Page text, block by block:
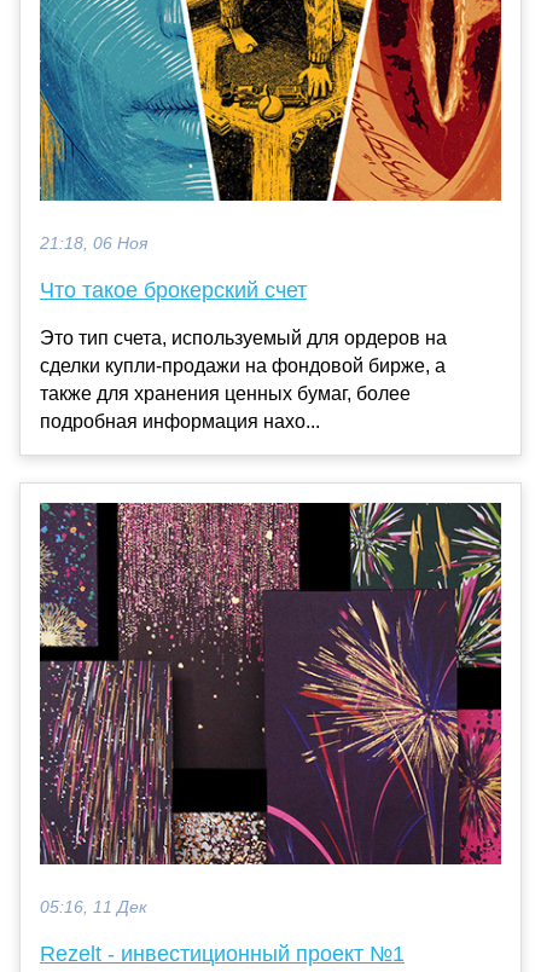
21:18, 06 Ноя
Что такое брокерский счет
Это тип счета, используемый для ордеров на
сделки купли-продажи на фондовой бирже, а
также для хранения ценных бумаг, более
подробная информация нахо...
05:16, 11 Дек
Rezelt - инвестиционный проект №1